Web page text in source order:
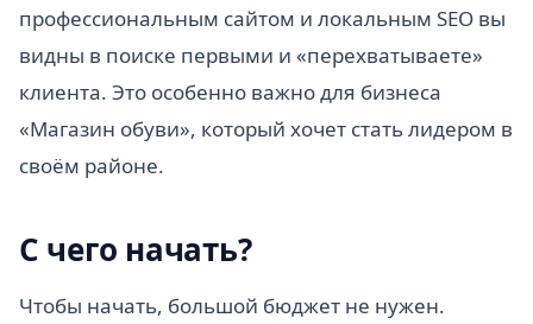
профессиональным сайтом и локальным SEO вы
видны в поиске первыми и «перехватываете»
клиента. Это особенно важно для бизнеса
«Магазин обуви», который хочет стать лидером в
своём районе.
С чего начать?
Чтобы начать, большой бюджет не нужен.